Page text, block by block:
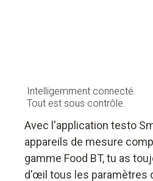
Intelligemment connecté.
Tout est sous contrôle.
Avec l'application testo
appareils de mesure
gamme Food BT, tu as
d'œil tous les paramètres